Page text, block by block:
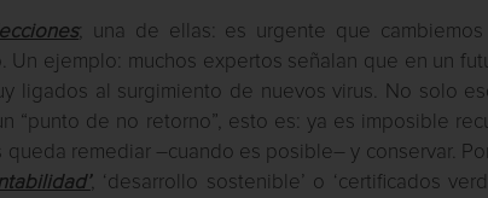
; una de ellas: es urgente que
Un ejemplo: muchos expertos señalan que en un
ligados al surgimiento de nuevos virus. No solo
“punto de no retorno”, esto es: ya es imposible
remediar –cuando es posible– y conservar.
, ‘desarrollo sostenible’ o ‘certificados